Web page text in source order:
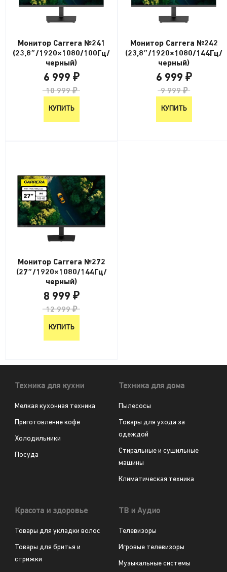
Монитор Carrera №241
(23,8″/1920×1080/100Гц/
черный)
6 999 ₽
10 999 ₽
КУПИТЬ
Монитор Carrera №242
(23,8″/1920×1080/144Гц/
черный)
6 999 ₽
9 999 ₽
КУПИТЬ
Монитор Carrera №272
(27″/1920×1080/144Гц/
черный)
8 999 ₽
12 999 ₽
КУПИТЬ
Техника для кухни
Мелкая кухонная техника
Приготовление кофе
Холодильники
Посуда
Техника для дома
Пылесосы
Товары для ухода за
одеждой
Стиральные и сушильные
машины
Климатическая техника
Красота и здоровье
Товары для укладки волос
Товары для бритья и
стрижки
ТВ и Аудио
Телевизоры
Игровые телевизоры
Музыкальные системы